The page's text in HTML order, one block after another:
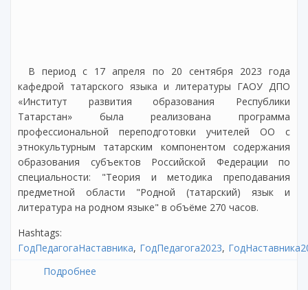
В период с 17 апреля по 20 сентября 2023 года
кафедрой татарского языка и литературы ГАОУ ДПО
«Институт развития образования Республики
Татарстан» была реализована программа
профессиональной переподготовки учителей ОО с
этнокультурным татарским компонентом содержания
образования субъектов Российской Федерации по
специальности: "Теория и методика преподавания
предметной области "Родной (татарский) язык и
литература на родном языке" в объёме 270 часов.
Hashtags:
ГодПедагогаНаставника ГодПедагога2023
Подробнее